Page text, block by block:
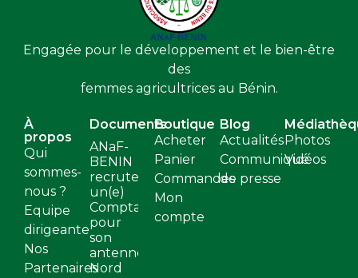
Engagée pour le développement et le bien-être
des
femmes agricultrices au Bénin.
À
propos
Qui
sommes-
nous ?
Equipe
dirigeante
Nos
Partenaires
Documents
ANaF-
BENIN
recrute
un(e)
Comptable
pour
son
antenne
Nord
Boutique
Acheter
Panier
Commandes
Mon
compte
Blog
Actualités
Communiqué
de presse
Photos
Vidéos